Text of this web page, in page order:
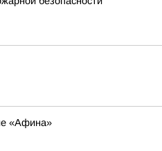
«Афина»